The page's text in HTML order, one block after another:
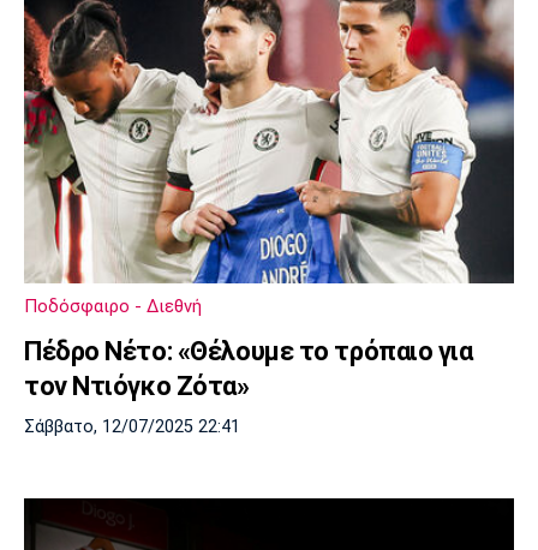
Ποδόσφαιρο - Διεθνή
Πέδρο Νέτο: «Θέλουμε το τρόπαιο για
τον Ντιόγκο Ζότα»
Σάββατο, 12/07/2025 22:41